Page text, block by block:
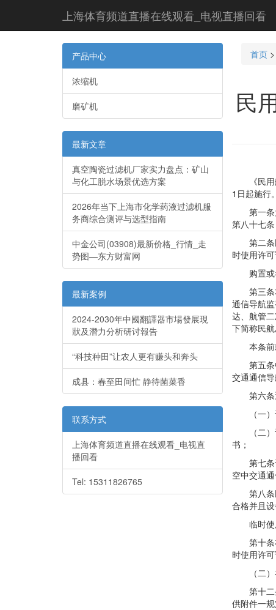
上海体育频道直播在线观看_电视直播回看
产品中心
浓缩机
磨矿机
最新文章
真空陶瓷过滤机厂家实力盘点：矿山
与化工脱水场景优选方案
2026年当下上海市化学药液过滤机服
务商综合测评与选型指南
中金公司(03908)最新价格_行情_走
势图—东方财富网
最新案例
2024-2030年中國翻譯器市場發展現
狀及潛力分析研讨報告
“科技种田”让农人更有赚头和奔头
成县：春至田间忙 静待菌菜香
联系方式
上海体育频道直播在线观看_电视直
播回看
Tel: 15311826765
首页>
民
《民用航
1日起施行。
第一条为
第八十七条
第二条民
时使用许
购置或者
第三条本
通信导航
达、航管
下简称民
本条前款
第五条中
交通通信导
第六条通
（一）设
（二）设
书；
第七条设
空中交通
第八条民
合格并且
临时使用
第十条在
时使用许可
（二）在
第十二条
供附件一